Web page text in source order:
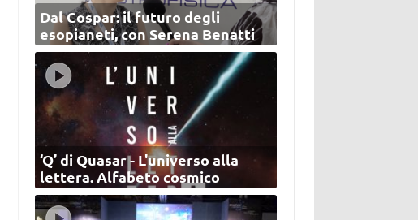
Dal Cospar: il futuro degli
esopianeti, con Serena Benatti
‘Q’ di Quasar - L'universo alla
lettera. Alfabeto cosmico